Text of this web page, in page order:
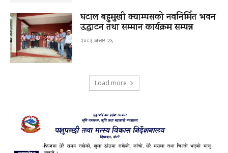
घटाल बहुमुखी क्याम्पसको नवनिर्मित भवन
उद्घाटन तथा सम्मान कार्यक्रम सम्पन्न
२०८३ असार २६
Load more